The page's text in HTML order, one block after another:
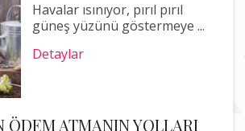
Havalar ısınıyor, pırıl pırıl
güneş yüzünü göstermeye ...
Detaylar
ÖDEM ATMANIN YOLLARI